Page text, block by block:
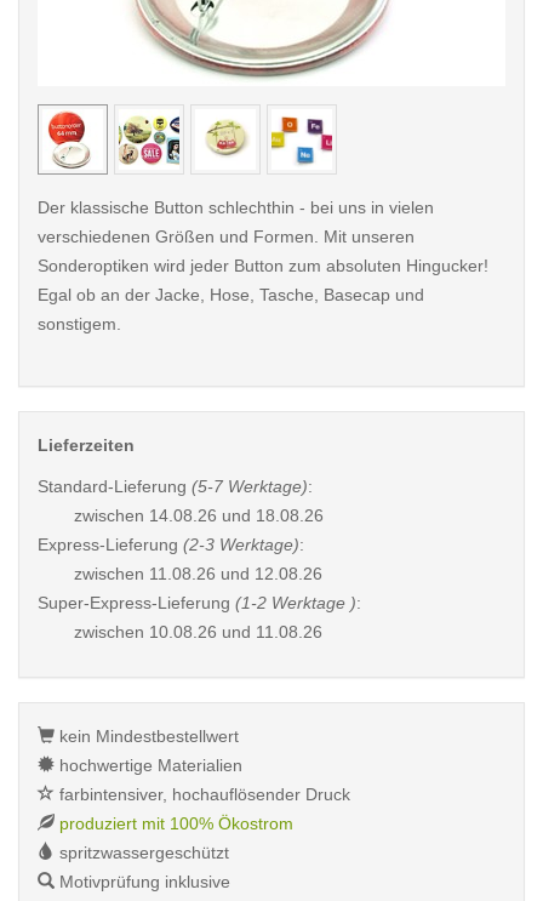
< /picture>
Der klassische Button schlechthin - bei uns in vielen
verschiedenen Größen und Formen. Mit unseren
Sonderoptiken wird jeder Button zum absoluten Hingucker!
Egal ob an der Jacke, Hose, Tasche, Basecap und
sonstigem.
Lieferzeiten
Standard-Lieferung (5-7 Werktage):
zwischen 14.08.26 und 18.08.26
Express-Lieferung (2-3 Werktage):
zwischen 11.08.26 und 12.08.26
Super-Express-Lieferung (1-2 Werktage ):
zwischen 10.08.26 und 11.08.26
kein Mindestbestellwert
hochwertige Materialien
farbintensiver, hochauflösender Druck
produziert mit 100% Ökostrom
spritzwassergeschützt
Motivprüfung inklusive